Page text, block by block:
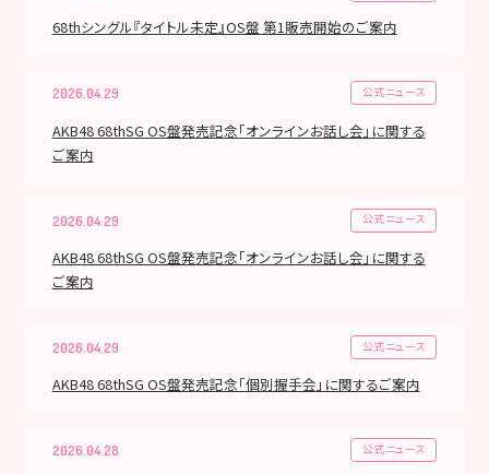
68thシングル『タイトル未定』OS盤 第1販売開始のご案内
2026.04.29 公式ニュース
AKB48 68thSG OS盤発売記念「オンラインお話し会」に関する
ご案内
2026.04.29 公式ニュース
AKB48 68thSG OS盤発売記念「オンラインお話し会」に関する
ご案内
2026.04.29 公式ニュース
AKB48 68thSG OS盤発売記念「個別握手会」に関するご案内
2026.04.28 公式ニュース